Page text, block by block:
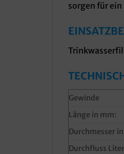
sorgen für
Gewinde
Länge in mm:
Durchmesser
Durchfluss